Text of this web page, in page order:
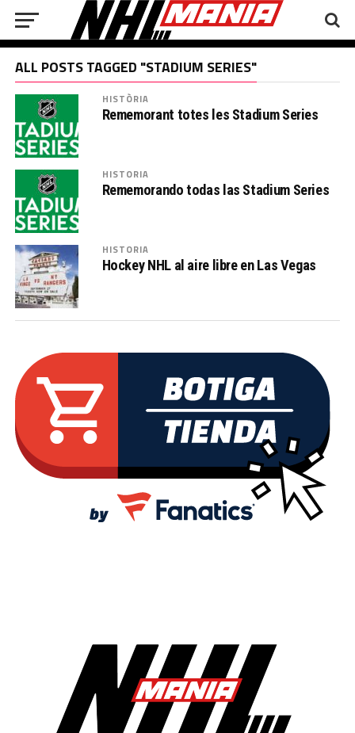
ALL POSTS TAGGED "STADIUM SERIES"
HISTÒRIA
Rememorant totes les Stadium Series
HISTORIA
Rememorando todas las Stadium Series
HISTORIA
Hockey NHL al aire libre en Las Vegas